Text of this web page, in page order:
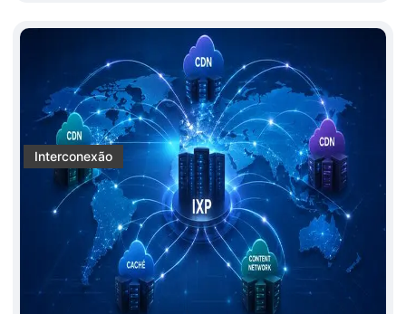
Interconexão